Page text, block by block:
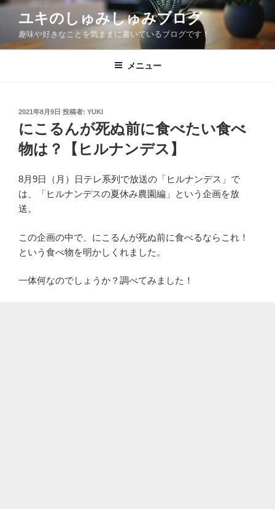
コ
ン
ユキのしゅみしゅみブログ
趣味や好きなことを気ままに書いているブログです！
メニュー
投
稿
日:
2021年8月9日 投稿者: YUKI
にこるんが死ぬ前に食べたい食べ
物は？【ヒルナンデス】
8月9日（月）日テレ系列で放送の「ヒルナンデス」で
は、「ヒルナンデスの夏休み農園編」という企画を放
送。
この企画の中で、にこるんが死ぬ前に食べるならこれ！
という食べ物を明かしくれました。
一体何なのでしょうか？調べてみました！